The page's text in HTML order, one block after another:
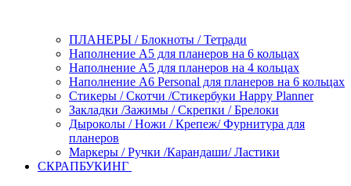
ПЛАНЕРЫ / Блокноты / Тетради
Наполнение А5 для планеров на 6 кольцах
Наполнение А5 для планеров на 4 кольцах
Наполнение А6 Personal для планеров на 6 кольцах
Стикеры / Скотчи /Стикербуки Happy Planner
Закладки /Зажимы / Скрепки / Брелоки
Дыроколы / Ножи / Крепеж/ Фурнитура для
планеров
Маркеры / Ручки /Карандаши/ Ластики
СКРАПБУКИНГ